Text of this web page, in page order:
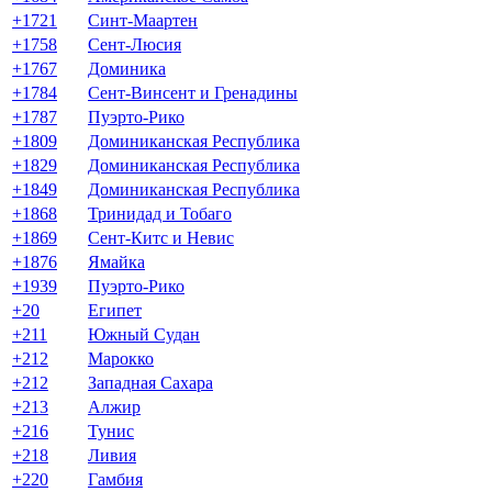
+1721
Синт-Маартен
+1758
Сент-Люсия
+1767
Доминика
+1784
Сент-Винсент и Гренадины
+1787
Пуэрто-Рико
+1809
Доминиканская Республика
+1829
Доминиканская Республика
+1849
Доминиканская Республика
+1868
Тринидад и Тобаго
+1869
Сент-Китс и Невис
+1876
Ямайка
+1939
Пуэрто-Рико
+20
Египет
+211
Южный Судан
+212
Марокко
+212
Западная Сахара
+213
Алжир
+216
Тунис
+218
Ливия
+220
Гамбия